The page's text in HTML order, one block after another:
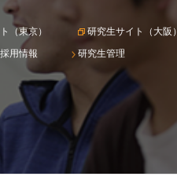
（東京）
研究生サイト（大阪）
採用情報 研究生管理